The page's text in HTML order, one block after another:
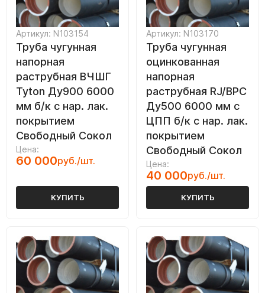
Артикул: N103154
Труба чугунная
напорная
раструбная ВЧШГ
Tyton Ду900 6000
мм б/к с нар. лак.
покрытием
Свободный Сокол
Цена:
60 000руб./шт.
КУПИТЬ
Артикул: N103170
Труба чугунная
оцинкованная
напорная
раструбная RJ/ВРС
Ду500 6000 мм с
ЦПП б/к с нар. лак.
покрытием
Свободный Сокол
Цена:
40 000руб./шт.
КУПИТЬ